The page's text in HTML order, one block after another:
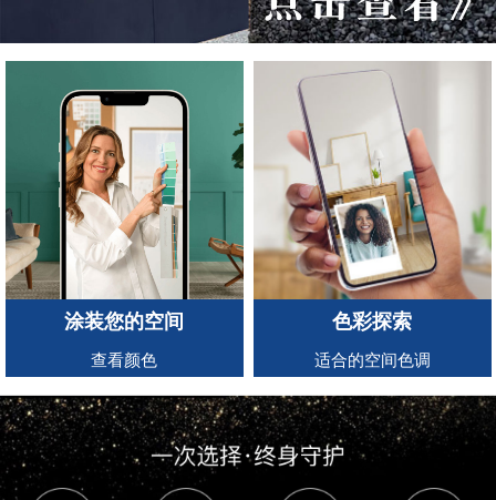
涂装您的空间
查看颜色
色彩探索
适合的空间色调